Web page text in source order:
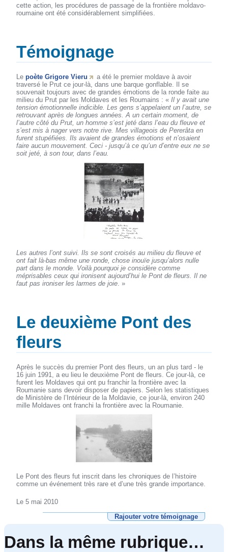
cette action, les procédures de passage de la frontière moldavo-
roumaine ont été considérablement simplifiées.
Témoignage
Lepoète Grigore Vieru
a été le premier moldave à avoir
traversé le Prut ce jour-là, dans une barque gonflable. Il se
souvenait toujours avec de grandes émotions de la ronde faite au
milieu du Prut par les Moldaves et les Roumains : «Il y avait une
tension émotionnelle indicible. Les gens s’appelaient un l’autre, se
retrouvant après de longues années. A un certain moment, de
l’autre côté du Prut, un homme s’est jeté dans l’eau du fleuve et
s’est mis à nager vers notre rive. Mes villageois de Pererâta en
furent stupéfiées. Ils avaient de grandes émotions et n’osaient
faire aucun mouvement. Ceci - jusqu’à ce qu’un d’entre eux ne se
soit jeté, à son tour, dans l’eau.
Les autres l’ont suivi. Ils se sont croisés au milieu du fleuve et
ont fait là-bas même une ronde, chose inouïe jusqu’alors nulle
part dans le monde. Voilà pourquoi je considère comme
méprisables ceux qui ironisent aujourd’hui le Pont de fleurs. Il ne
faut pas ironiser les larmes de joie. »
Le deuxième Pont des
fleurs
Après le succès du premier Pont des fleurs, un an plus tard - le
16 juin 1991, a eu lieu le deuxième Pont de fleurs. Ce jour-là, ce
furent les Moldaves qui ont pu franchir la frontière avec la
Roumanie sans devoir disposer de papiers. Selon les statistiques
de Ministère de l’Intérieur de la Moldavie, ce jour-là, environ 240
mille Moldaves ont franchi la frontière avec la Roumanie.
Le Pont des fleurs fut inscrit dans les chroniques de l’histoire
comme un événement très rare et d’une très grande importance.
Le 5 mai 2010
Rajouter votre témoignage
Dans la même rubrique…